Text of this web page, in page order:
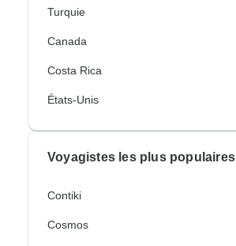
Turquie
Canada
Costa Rica
États-Unis
Voyagistes les plus populaires
Contiki
Cosmos